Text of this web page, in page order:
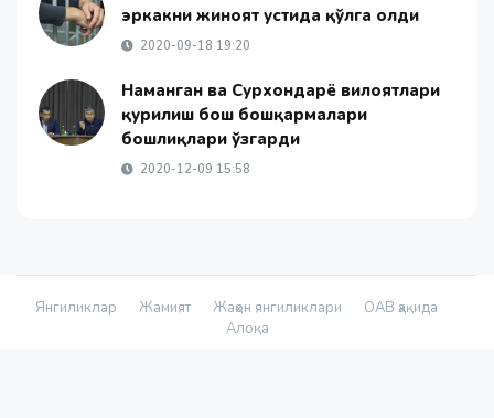
эркакни жиноят устида қўлга олди
2020-09-18 19:20
Наманган ва Сурхондарё вилоятлари
қурилиш бош бошқармалари
бошлиқлари ўзгарди
2020-12-09 15:58
Янгиликлар Жамият Жаҳон янгиликлари
ОАВ ҳақида
Алоқа